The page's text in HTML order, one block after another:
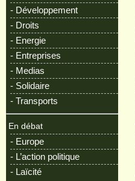
- Développement
- Droits
- Energie
- Entreprises
- Medias
- Solidaire
- Transports
En débat
- Europe
- L’action politique
- Laïcité